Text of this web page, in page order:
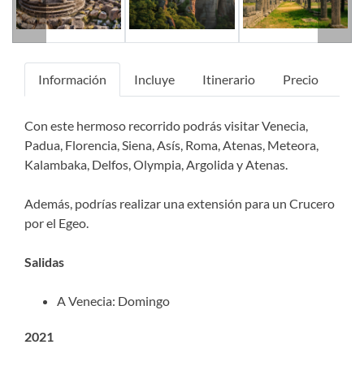
Información Incluye Itinerario Precio
Con este hermoso recorrido podrás visitar Venecia,
Padua, Florencia, Siena, Asís, Roma, Atenas, Meteora,
Kalambaka, Delfos, Olympia, Argolida y Atenas.
Además, podrías realizar una extensión para un Crucero
por el Egeo.
Salidas
A Venecia: Domingo
2021